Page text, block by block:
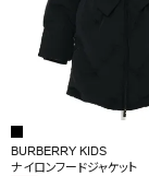
BURBERRY KIDS
ナイロンフードジャケット